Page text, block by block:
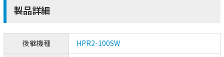
製品詳細
後継機種
HPR2-100SW